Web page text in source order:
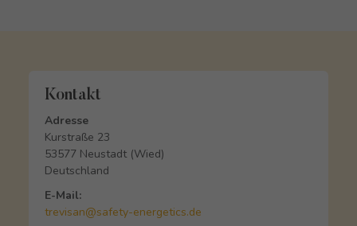
Kontakt
Adresse
Kurstraße 23
53577 Neustadt (Wied)
Deutschland
E-Mail:
trevisan@safety-energetics.de